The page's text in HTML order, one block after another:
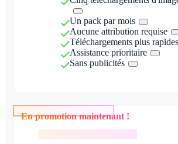
Un pack par mois
Aucune attribution requise
Téléchargements plus rapides
Assistance prioritaire
Sans publicités
En promotion maintenant !